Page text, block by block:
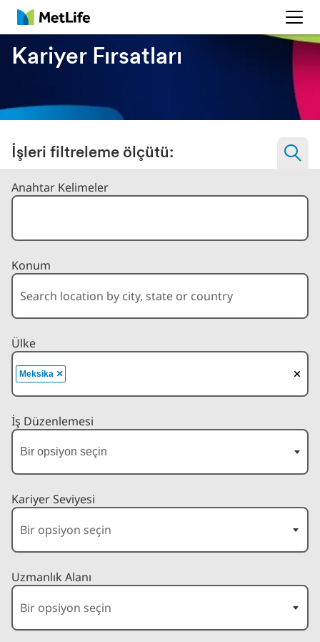
MetLife
Kariyer Fırsatları
İşleri filtreleme ölçütü:
İşleri Filtreleme Ölçütü
Anahtar Kelimeler
Konum
Ülke
×
Meksika
İş Düzenlemesi
Kariyer Seviyesi
Uzmanlık Alanı